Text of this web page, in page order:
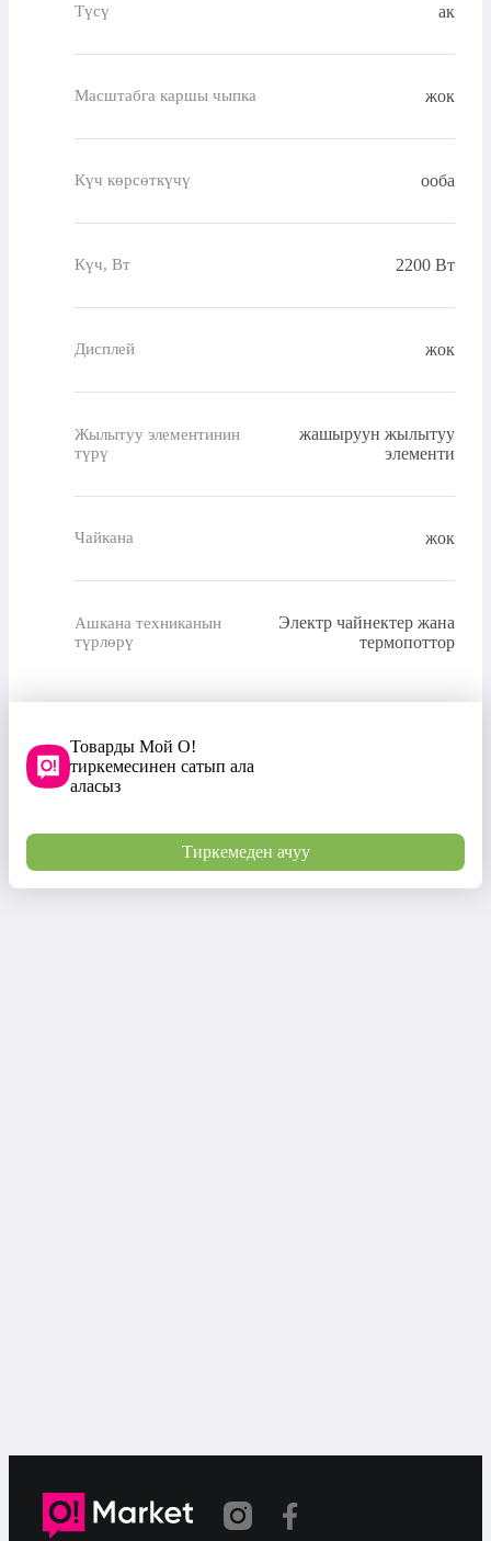
Түсү ак
Масштабга каршы чыпка жок
Күч көрсөткүчү ооба
Күч, Вт 2200 Вт
Дисплей жок
Жылытуу элементинин
түрү
жашыруун жылытуу
элементи
Чайкана жок
Ашкана техниканын
түрлөрү
Электр чайнектер жана
термопоттор
Товарды Мой О!
тиркемесинен сатып ала
аласыз
Тиркемеден ачуу